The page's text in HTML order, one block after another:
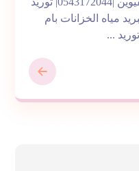
مياه الخزانات بام
...